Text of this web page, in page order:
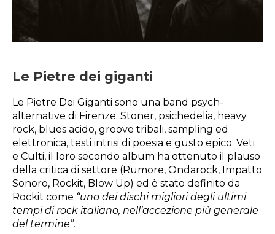
Le Pietre dei giganti
Le Pietre Dei Giganti sono una band psych-
alternative di Firenze. Stoner, psichedelia, heavy
rock, blues acido, groove tribali, sampling ed
elettronica, testi intrisi di poesia e gusto epico. Veti
e Culti, il loro secondo album ha ottenuto il plauso
della critica di settore (Rumore, Ondarock, Impatto
Sonoro, Rockit, Blow Up) ed è stato definito da
Rockit come “uno dei dischi migliori degli ultimi
tempi di rock italiano, nell’accezione più generale
del termine”.